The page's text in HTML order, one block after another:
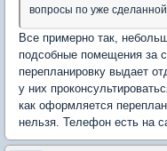
вопросы по уже
Все примерно так,
подсобные помещения за
перепланировку выдает
у них
как оформляется
нельзя. Телефон есть на